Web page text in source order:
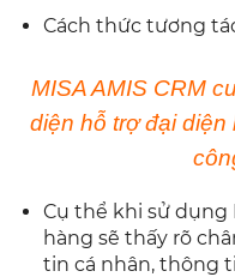
Cách thức tương
MISA AMIS CRM
diện hỗ trợ đại
Cụ thể khi sử dụng
hàng sẽ thấy rõ
tin cá nhân, thông